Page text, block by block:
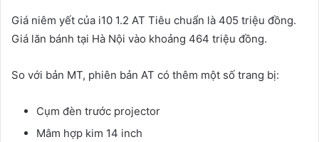
Giá niêm yết của i10 1.2 AT Tiêu chuẩn là 405 triệu đồng.
Giá lăn bánh tại Hà Nội vào khoảng 464 triệu đồng.
So với bản MT, phiên bản AT có thêm một số trang bị:
Cụm đèn trước projector
Mâm hợp kim 14 inch